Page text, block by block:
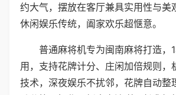
约大气，摆放在客厅兼具实用性与美
休闲娱乐传统，阖家欢乐超惬意。
普通麻将机专为闽南麻将打造，
用，支持花牌计分、庄闲加倍规则，
技术，深夜娱乐不扰邻，花牌自动整